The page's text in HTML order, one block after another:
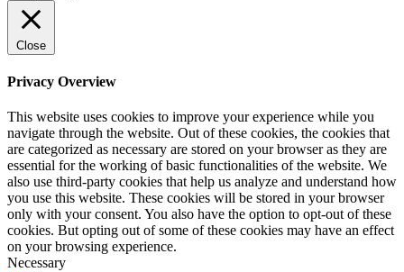
Close
Privacy Overview
This website uses cookies to improve your experience while you
navigate through the website. Out of these cookies, the cookies that
are categorized as necessary are stored on your browser as they are
essential for the working of basic functionalities of the website. We
also use third-party cookies that help us analyze and understand how
you use this website. These cookies will be stored in your browser
only with your consent. You also have the option to opt-out of these
cookies. But opting out of some of these cookies may have an effect
on your browsing experience.
Necessary